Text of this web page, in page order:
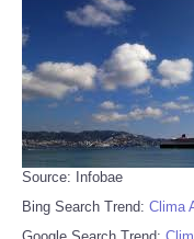
Source: Infobae
Bing Search Trend: Clima